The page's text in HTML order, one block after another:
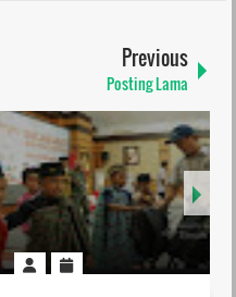
Previous
Posting Lama